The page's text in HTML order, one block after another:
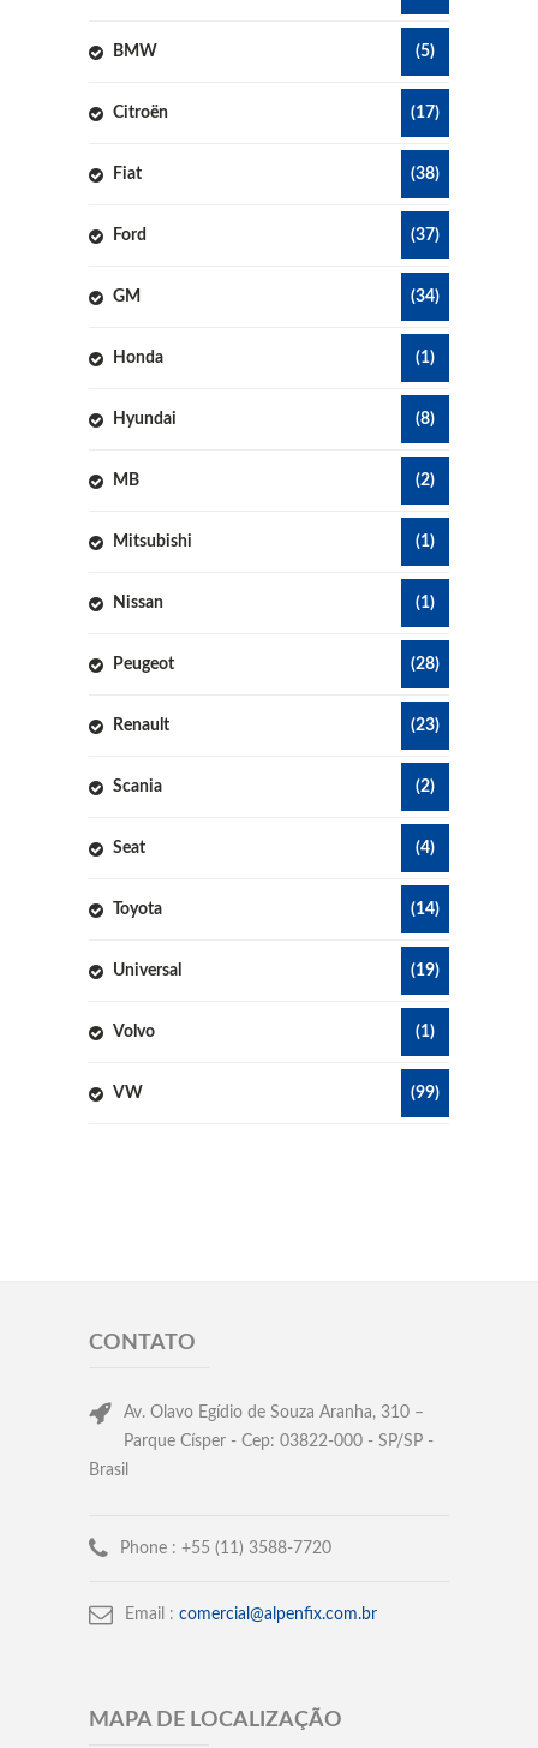
BMW (5)
Citroën (17)
Fiat (38)
Ford (37)
GM (34)
Honda (1)
Hyundai (8)
MB (2)
Mitsubishi (1)
Nissan (1)
Peugeot (28)
Renault (23)
Scania (2)
Seat (4)
Toyota (14)
Universal (19)
Volvo (1)
VW (99)
CONTATO
Av. Olavo Egídio de Souza Aranha, 310 –
Parque Císper - Cep: 03822-000 - SP/SP -
Brasil
Phone : +55 (11) 3588-7720
Email : comercial@alpenfix.com.br
MAPA DE LOCALIZAÇÃO